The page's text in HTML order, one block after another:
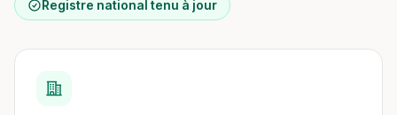
Registre national tenu à jour